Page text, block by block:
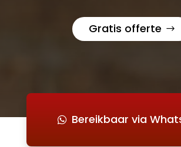
Gratis offerte
Bereikbaar via